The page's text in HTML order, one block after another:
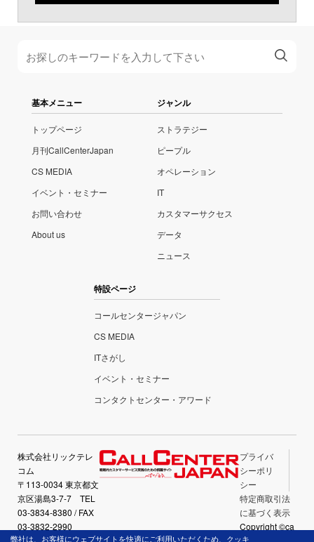
基本メニュー
トップページ
月刊CallCenterJapan
CS MEDIA
イベント・セミナー
お問い合わせ
About us
ジャンル
ストラテジー
ピープル
オペレーション
IT
カスタマーサクセス
データ
ニュース
特設ページ
コールセンタージャパン
CS MEDIA
ITさがし
イベント・セミナー
コンタクトセンター・アワード
株式会社リックテレ
コム
〒113-0034 東京都文
京区湯島3-7-7 TEL
03-3834-8380 / FAX
03-3832-2990
プライバ
シーポリ
シー
特定商取引法
に基づく表示
Copyright ©ca
弊社は、お客様にウェブサイトを快適にご利用いただくため、クッキ